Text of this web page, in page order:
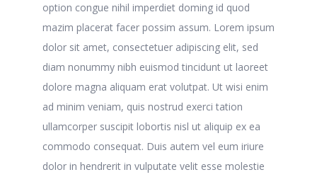
option congue nihil imperdiet doming id quod
mazim placerat facer possim assum. Lorem ipsum
dolor sit amet, consectetuer adipiscing elit, sed
diam nonummy nibh euismod tincidunt ut laoreet
dolore magna aliquam erat volutpat. Ut wisi enim
ad minim veniam, quis nostrud exerci tation
ullamcorper suscipit lobortis nisl ut aliquip ex ea
commodo consequat. Duis autem vel eum iriure
dolor in hendrerit in vulputate velit esse molestie